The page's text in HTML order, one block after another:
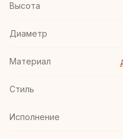
Высота
Диаметр
Материал
Стиль
Иcполнение